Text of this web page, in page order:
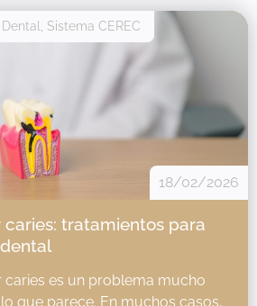
Sistema CEREC
18/02/2026
tratamientos para
caries es un problema mucho
que parece. En muchos casos,